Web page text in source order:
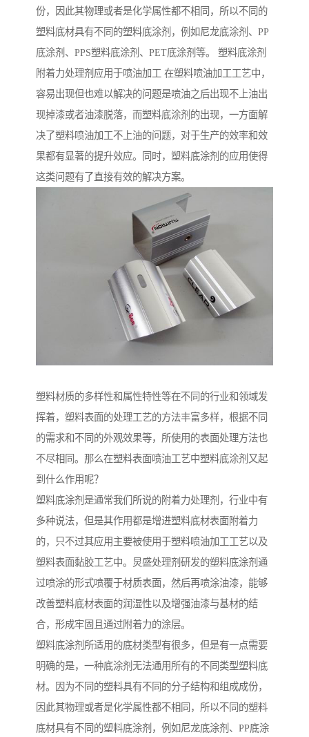
份，因此其物理或者是化学属性都不相同，所以不同的
塑料底材具有不同的塑料底涂剂，例如尼龙底涂剂、PP
底涂剂、PPS塑料底涂剂、PET底涂剂等。 塑料底涂剂
附着力处理剂应用于喷油加工 在塑料喷油加工工艺中，
容易出现但也难以解决的问题是喷油之后出现不上油出
现掉漆或者油漆脱落，而塑料底涂剂的出现，一方面解
决了塑料喷油加工不上油的问题，对于生产的效率和效
果都有显著的提升效应。同时，塑料底涂剂的应用使得
这类问题有了直接有效的解决方案。
塑料材质的多样性和属性特性等在不同的行业和领域发
挥着，塑料表面的处理工艺的方法丰富多样，根据不同
的需求和不同的外观效果等，所使用的表面处理方法也
不尽相同。那么在塑料表面喷油工艺中塑料底涂剂又起
到什么作用呢？
塑料底涂剂是通常我们所说的附着力处理剂，行业中有
多种说法，但是其作用都是增进塑料底材表面附着力
的，只不过其应用主要被使用于塑料喷油加工工艺以及
塑料表面黏胶工艺中。炅盛处理剂研发的塑料底涂剂通
过喷涂的形式喷覆于材质表面，然后再喷涂油漆，能够
改善塑料底材表面的润湿性以及增强油漆与基材的结
合，形成牢固且通过附着力的涂层。
塑料底涂剂所适用的底材类型有很多，但是有一点需要
明确的是，一种底涂剂无法通用所有的不同类型塑料底
材。因为不同的塑料具有不同的分子结构和组成成份，
因此其物理或者是化学属性都不相同，所以不同的塑料
底材具有不同的塑料底涂剂，例如尼龙底涂剂、PP底涂